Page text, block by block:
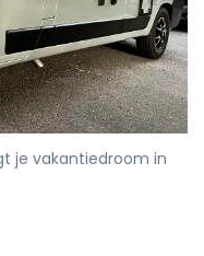
je vakantiedroom in